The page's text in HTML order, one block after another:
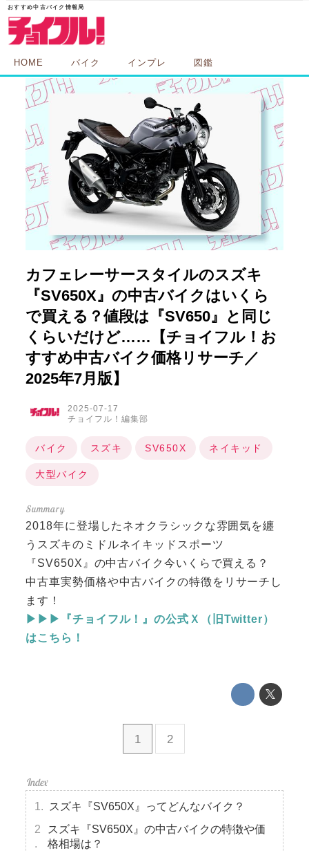
HOME バイク インプレ 図鑑
カフェレーサースタイルのスズキ
『SV650X』の中古バイクはいくら
で買える？値段は『SV650』と同じ
くらいだけど……【チョイフル！お
すすめ中古バイク価格リサーチ／
2025年7月版】
2025-07-17
チョイフル！編集部
バイク スズキ SV650X ネイキッド
大型バイク
2018年に登場したネオクラシックな雰囲気を纏
うスズキのミドルネイキッドスポーツ
『SV650X』の中古バイク今いくらで買える？
中古車実勢価格や中古バイクの特徴をリサーチし
ます！
▶▶▶『チョイフル！』の公式Ｘ（旧Twitter）
はこちら！
1 2
スズキ『SV650X』ってどんなバイク？
スズキ『SV650X』の中古バイクの特徴や価
格相場は？